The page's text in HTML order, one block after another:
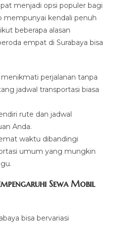
menjadi opsi populer bagi
mempunyai kendali penuh
beberapa alasan
empat di Surabaya bisa
menikmati perjalanan tanpa
jadwal transportasi biasa
rute dan jadwal
Anda.
waktu dibandingi
umum yang mungkin
Sewa Mobil
bisa bervariasi